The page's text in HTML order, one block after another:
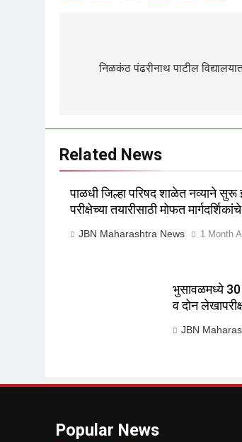
निळकंठ पंढरीनाथ पाटील
Related News
पाळधी जिल्हा परिषद शाळेत नव्याने सुरू
परीक्षेच्या तयारीसाठी मोफत
JBN Maharashtra News 1 Month
भुसावळमध्ये 30
व दोन
JBN
Popular News